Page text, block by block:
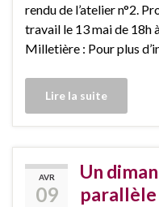
rendu de l’atelier n°2.
travail le 13 mai de 18h
Milletière : Pour plus
Lire la suite
AVR
09
Un
parallèle